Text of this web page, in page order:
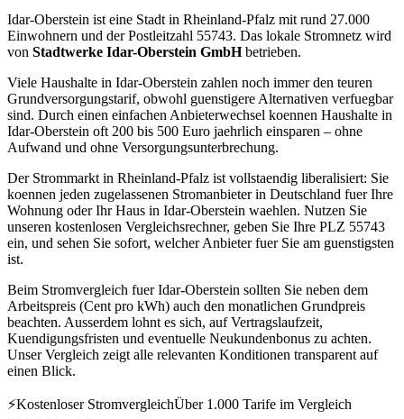
Idar-Oberstein ist eine Stadt in Rheinland-Pfalz mit rund 27.000
Einwohnern und der Postleitzahl 55743. Das lokale Stromnetz wird
von Stadtwerke Idar-Oberstein GmbHbetrieben.
Viele Haushalte in Idar-Oberstein zahlen noch immer den teuren
Grundversorgungstarif, obwohl guenstigere Alternativen verfuegbar
sind. Durch einen einfachen Anbieterwechsel koennen Haushalte in
Idar-Oberstein oft 200 bis 500 Euro jaehrlich einsparen – ohne
Aufwand und ohne Versorgungsunterbrechung.
Der Strommarkt in Rheinland-Pfalz ist vollstaendig liberalisiert: Sie
koennen jeden zugelassenen Stromanbieter in Deutschland fuer Ihre
Wohnung oder Ihr Haus in Idar-Oberstein waehlen. Nutzen Sie
unseren kostenlosen Vergleichsrechner, geben Sie Ihre PLZ 55743
ein, und sehen Sie sofort, welcher Anbieter fuer Sie am guenstigsten
ist.
Beim Stromvergleich fuer Idar-Oberstein sollten Sie neben dem
Arbeitspreis (Cent pro kWh) auch den monatlichen Grundpreis
beachten. Ausserdem lohnt es sich, auf Vertragslaufzeit,
Kuendigungsfristen und eventuelle Neukundenbonus zu achten.
Unser Vergleich zeigt alle relevanten Konditionen transparent auf
einen Blick.
⚡Kostenloser StromvergleichÜber 1.000 Tarife im Vergleich